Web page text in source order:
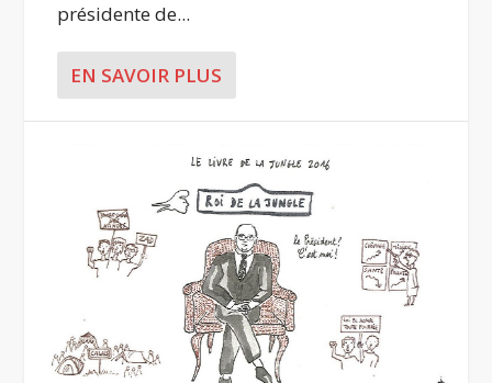
présidente de...
EN SAVOIR PLUS